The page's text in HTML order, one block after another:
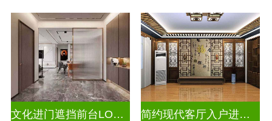
文化进门遮挡前台LOGO山水画背景墙玻璃 简约现代客厅入户进门遮挡玻璃屏风